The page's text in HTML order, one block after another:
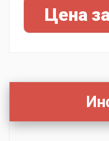
Цена